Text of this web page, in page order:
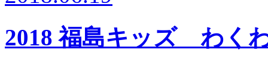
2018 福島キッズ わく